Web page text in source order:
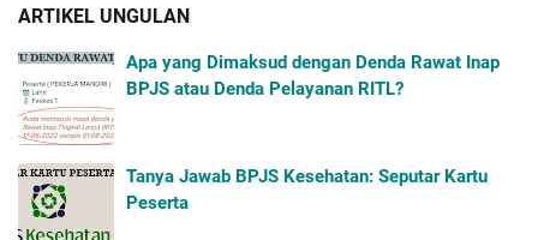
ARTIKEL UNGULAN
Apa yang Dimaksud dengan Denda Rawat Inap
BPJS atau Denda Pelayanan RITL?
Tanya Jawab BPJS Kesehatan: Seputar Kartu
Peserta